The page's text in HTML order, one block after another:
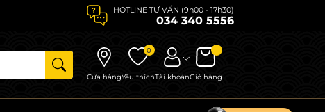
HOTLINE TƯ VẤN (9h00 - 17h30)
034 340 5556
Cửa hàng
0
Yêu thíchTài khoảnGiỏ hàng